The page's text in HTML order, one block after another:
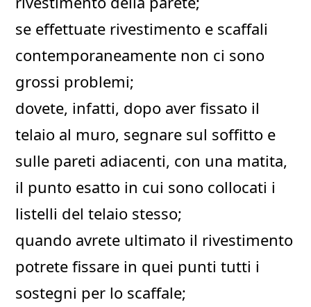
se effettuate rivestimento e scaffali
contemporaneamente non ci sono
grossi problemi;
dovete, infatti, dopo aver fissato il
telaio al muro, segnare sul soffitto e
sulle pareti adiacenti, con una matita,
il punto esatto in cui sono collocati i
listelli del telaio stesso;
quando avrete ultimato il rivestimento
potrete fissare in quei punti tutti i
sostegni per lo scaffale;